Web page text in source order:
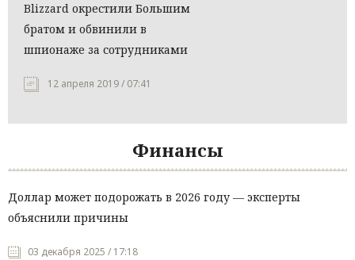
Blizzard окрестили Большим
братом и обвинили в
шпионаже за сотрудниками
12 апреля 2019 / 07:41
Финансы
Доллар может подорожать в 2026 году — эксперты
объяснили причины
03 декабря 2025 / 17:18